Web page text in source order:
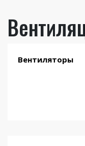
Вентиляторы